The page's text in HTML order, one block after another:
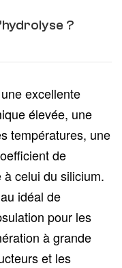
?
excellente
élevée, une
températures, une
de
celui du silicium.
idéal de
pour les
à grande
et les